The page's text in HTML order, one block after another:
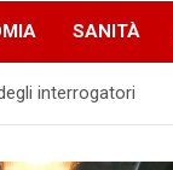
SANITÀ
interrogatori